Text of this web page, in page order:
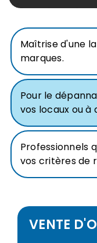
Maîtrise d'une
marques.
Pour le
vos locaux ou à
Professionnels
vos critères de
VENTE